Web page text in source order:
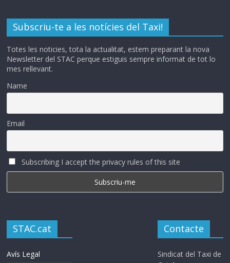
Subscriu-te a les notícies del Taxi!
Totes les noticies, tota la actualitat, estem preparant la nova
Newsletter del STAC perque estiguis sempre informat de tot lo
mes rellevant.
Name
Email
Subscribing I accept the privacy rules of this site
STAC.cat
Avís Legal
Contacte
Sindicat del Taxi de